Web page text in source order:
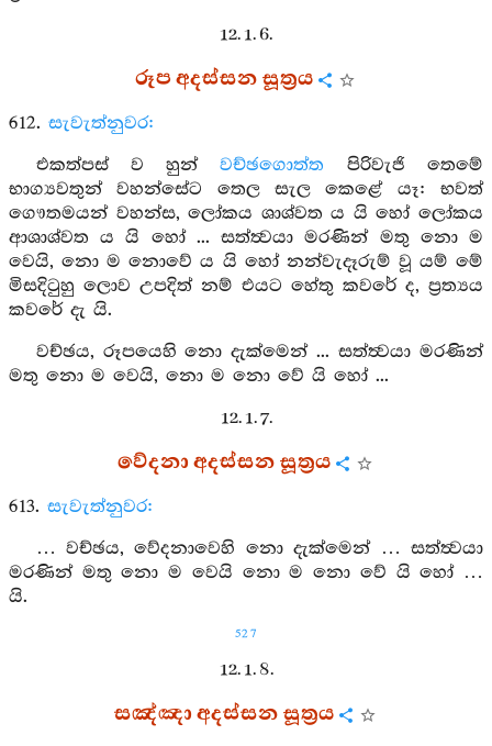
12. 1. 6.
රූප අදස්සන සූත්‍රය
612. සැවැත්නුවර:
එකත්පස් ව හුන්වච්ඡගොත්ත පිරිවැජි තෙමේ
භාග්‍යවතුන් වහන්සේට තෙල සැල කෙළේ යෑ: භවත්
ගෞතමයන් වහන්ස, ලෝකය ශාශ්වත ය යි හෝ ලෝකය
ආශාශ්වත ය යි හෝ ... සත්ත්‍වයා මරණින් මතු නො ම
වෙයි, නො ම නොවේ ය යි හෝ නන්වැදෑරුම් වූ යම් මේ
මිසදිටුහු ලොව උපදිත් නම් එයට හේතු කවරේ ද, ප්‍රත්‍යය
කවරේ දැ යි.
වච්ඡය, රූපයෙහි නො දැක්මෙන් ... සත්ත්‍වයා මරණින්
මතු නො ම වෙයි, නො ම නො වේ යි හෝ ...
12. 1. 7.
වේදනා අදස්සන සූත්‍රය
613. සැවැත්නුවර:
… වච්ඡය, වේදනාවෙහි නො දැක්මෙන් … සත්ත්‍වයා
මරණින් මතු නො ම වෙයි නො ම නො වේ යි හෝ …
යි.
527
12. 1. 8.
සඤ්ඤා අදස්සන සූත්‍රය